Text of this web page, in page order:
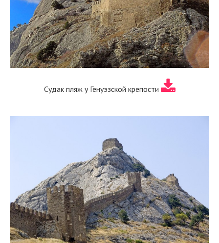
Судак пляж у Генуэзской крепости